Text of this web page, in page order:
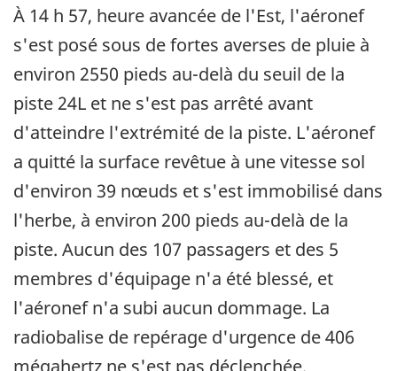
À 14 h 57, heure avancée de l'Est, l'aéronef
s'est posé sous de fortes averses de pluie à
environ 2550 pieds au-delà du seuil de la
piste 24L et ne s'est pas arrêté avant
d'atteindre l'extrémité de la piste. L'aéronef
a quitté la surface revêtue à une vitesse sol
d'environ 39 nœuds et s'est immobilisé dans
l'herbe, à environ 200 pieds au-delà de la
piste. Aucun des 107 passagers et des 5
membres d'équipage n'a été blessé, et
l'aéronef n'a subi aucun dommage. La
radiobalise de repérage d'urgence de 406